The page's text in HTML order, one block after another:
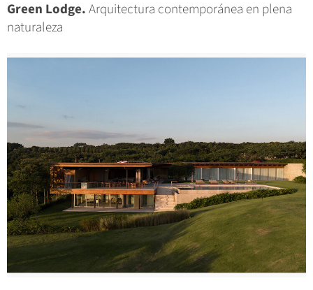
Green Lodge.Arquitectura contemporánea en plena
naturaleza